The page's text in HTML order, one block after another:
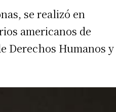
se realizó en
americanos de
Derechos Humanos y